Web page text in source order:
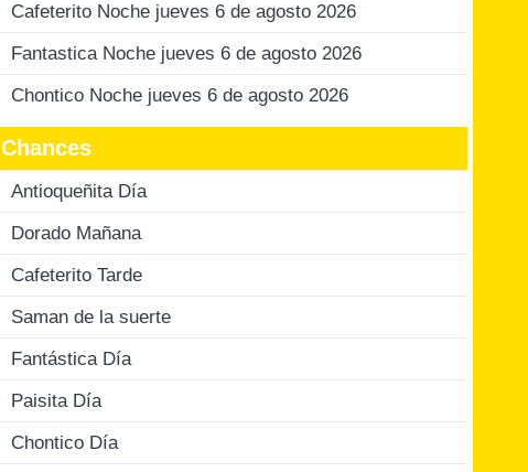
Cafeterito Noche jueves 6 de agosto 2026
Fantastica Noche jueves 6 de agosto 2026
Chontico Noche jueves 6 de agosto 2026
Chances
Antioqueñita Día
Dorado Mañana
Cafeterito Tarde
Saman de la suerte
Fantástica Día
Paisita Día
Chontico Día